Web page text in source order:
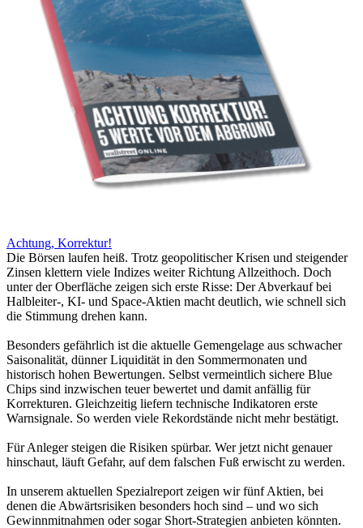
Achtung, Korrektur!
Die Börsen laufen heiß. Trotz geopolitischer Krisen und steigender
Zinsen klettern viele Indizes weiter Richtung Allzeithoch. Doch
unter der Oberfläche zeigen sich erste Risse: Der Abverkauf bei
Halbleiter-, KI- und Space-Aktien macht deutlich, wie schnell sich
die Stimmung drehen kann.
Besonders gefährlich ist die aktuelle Gemengelage aus schwacher
Saisonalität, dünner Liquidität in den Sommermonaten und
historisch hohen Bewertungen. Selbst vermeintlich sichere Blue
Chips sind inzwischen teuer bewertet und damit anfällig für
Korrekturen. Gleichzeitig liefern technische Indikatoren erste
Warnsignale. So werden viele Rekordstände nicht mehr bestätigt.
Für Anleger steigen die Risiken spürbar. Wer jetzt nicht genauer
hinschaut, läuft Gefahr, auf dem falschen Fuß erwischt zu werden.
In unserem aktuellen Spezialreport zeigen wir fünf Aktien, bei
denen die Abwärtsrisiken besonders hoch sind – und wo sich
Gewinnmitnahmen oder sogar Short-Strategien anbieten könnten.